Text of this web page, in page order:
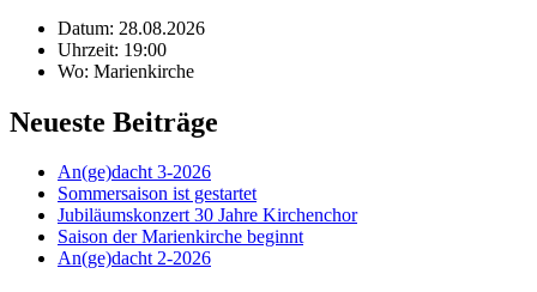
Datum: 28.08.2026
Uhrzeit: 19:00
Wo: Marienkirche
Neueste Beiträge
An(ge)dacht 3-2026
Sommersaison ist gestartet
Jubiläumskonzert 30 Jahre Kirchenchor
Saison der Marienkirche beginnt
An(ge)dacht 2-2026